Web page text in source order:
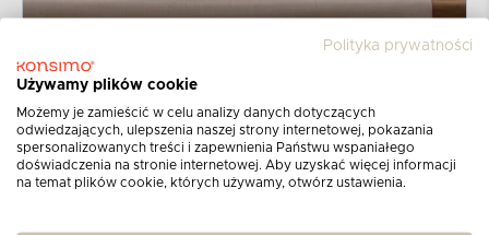
Polityka prywatności
Używamy plików cookie
Możemy je zamieścić w celu analizy danych dotyczących
odwiedzających, ulepszenia naszej strony internetowej, pokazania
spersonalizowanych treści i zapewnienia Państwu wspaniałego
doświadczenia na stronie internetowej. Aby uzyskać więcej informacji
na temat plików cookie, których używamy, otwórz ustawienia.